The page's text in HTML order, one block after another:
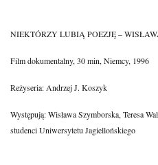
NIEKTÓRZY LUBIĄ POEZJĘ –
Film dokumentalny, 30 min, Niemcy, 1996
Reżyseria: Andrzej J. Koszyk
Występują: Wisława Szymborska, Teresa
studenci Uniwersytetu Jagiellońskiego